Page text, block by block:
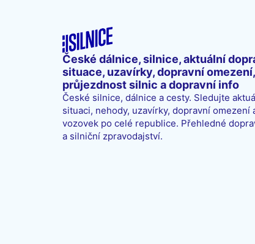
České dálnice, silnice, aktuální
situace, uzavírky, dopravní
průjezdnost silnic a dopravní info
České silnice, dálnice a cesty. Sledujte
situaci, nehody, uzavírky, dopravní omezení
vozovek po celé republice. Přehledné
a silniční zpravodajství.